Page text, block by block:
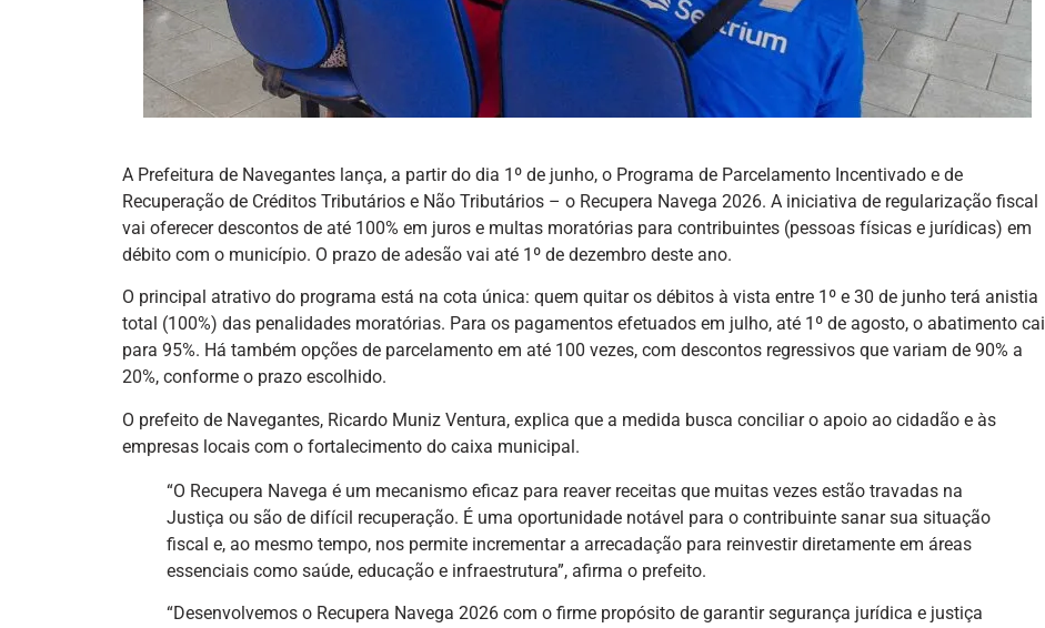
A Prefeitura de Navegantes lança, a partir do dia 1º de junho, o Programa de Parcelamento Incentivado e de
Recuperação de Créditos Tributários e Não Tributários – o Recupera Navega 2026. A iniciativa de regularização fiscal
vai oferecer descontos de até 100% em juros e multas moratórias para contribuintes (pessoas físicas e jurídicas) em
débito com o município. O prazo de adesão vai até 1º de dezembro deste ano.
O principal atrativo do programa está na cota única: quem quitar os débitos à vista entre 1º e 30 de junho terá anistia
total (100%) das penalidades moratórias. Para os pagamentos efetuados em julho, até 1º de agosto, o abatimento cai
para 95%. Há também opções de parcelamento em até 100 vezes, com descontos regressivos que variam de 90% a
20%, conforme o prazo escolhido.
O prefeito de Navegantes, Ricardo Muniz Ventura, explica que a medida busca conciliar o apoio ao cidadão e às
empresas locais com o fortalecimento do caixa municipal.
“O Recupera Navega é um mecanismo eficaz para reaver receitas que muitas vezes estão travadas na
Justiça ou são de difícil recuperação. É uma oportunidade notável para o contribuinte sanar sua situação
fiscal e, ao mesmo tempo, nos permite incrementar a arrecadação para reinvestir diretamente em áreas
essenciais como saúde, educação e infraestrutura”, afirma o prefeito.
“Desenvolvemos o Recupera Navega 2026 com o firme propósito de garantir segurança jurídica e justiça